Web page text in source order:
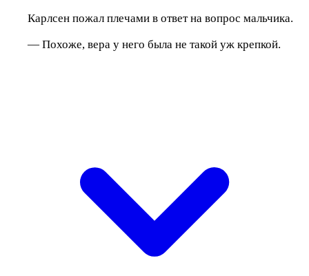
Карлсен пожал плечами в ответ на вопрос мальчика.
— Похоже, вера у него была не такой уж крепкой.